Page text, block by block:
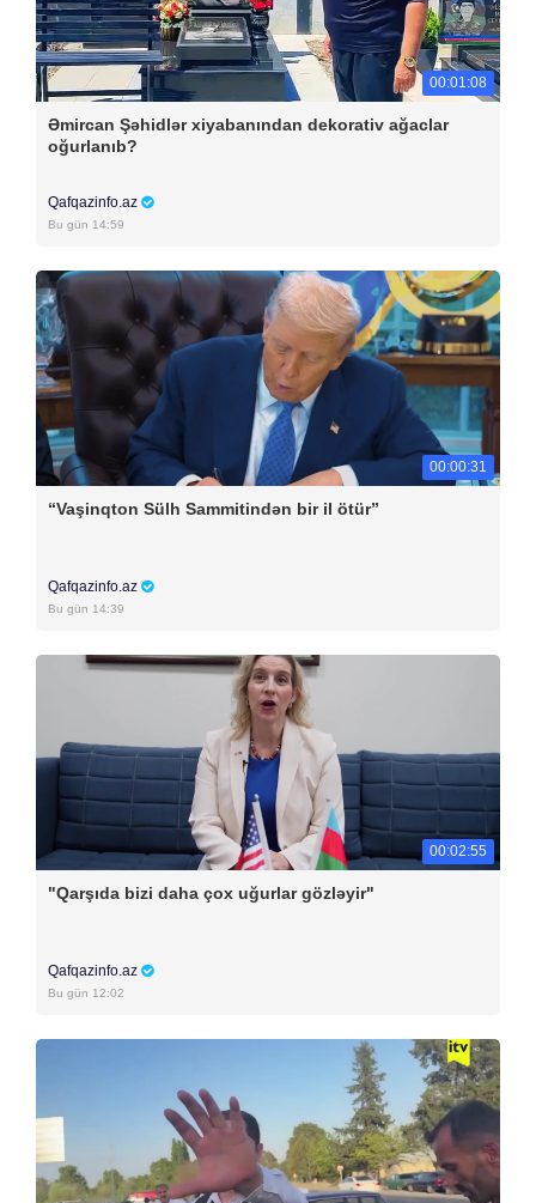
00:01:08
Əmircan Şəhidlər xiyabanından dekorativ ağaclar
oğurlanıb?
Qafqazinfo.az
Bu gün 14:59
00:00:31
“Vaşinqton Sülh Sammitindən bir il ötür”
Qafqazinfo.az
Bu gün 14:39
00:02:55
"Qarşıda bizi daha çox uğurlar gözləyir"
Qafqazinfo.az
Bu gün 12:02